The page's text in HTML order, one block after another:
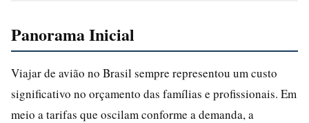
Panorama Inicial
Viajar de avião no Brasil sempre representou um custo
significativo no orçamento das famílias e profissionais. Em
meio a tarifas que oscilam conforme a demanda, a